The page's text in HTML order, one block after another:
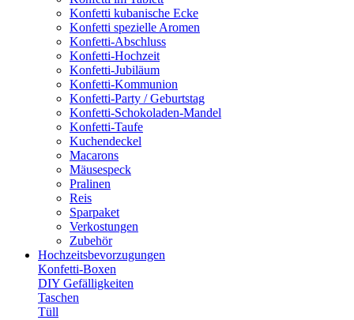
Konfetti kubanische Ecke
Konfetti spezielle Aromen
Konfetti-Abschluss
Konfetti-Hochzeit
Konfetti-Jubiläum
Konfetti-Kommunion
Konfetti-Party / Geburtstag
Konfetti-Schokoladen-Mandel
Konfetti-Taufe
Kuchendeckel
Macarons
Mäusespeck
Pralinen
Reis
Sparpaket
Verkostungen
Zubehör
Hochzeitsbevorzugungen
Konfetti-Boxen
DIY Gefälligkeiten
Taschen
Tüll